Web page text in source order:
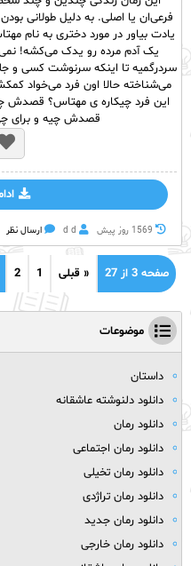
فرعی‌ان یا اصلی. به دلیل طولانی
یادت بیاور در مورد دختری به نام
یک آدم مرده رو یدک می‌کشه!
سردرگمیه تا اینکه سرنوشت کسی و
می‌شناخته حالا اون فرد می‌خواد
این فرد چیکاره ی مهتاس؟ قصدش
قصدش چیه و برای چی
1569 روز پيش d d ارسال نظر
صفحه 3 از 27 « قبلی 1
2
موضوعات
داستان
دانلود دلنوشته عاشقانه
دانلود رمان
دانلود رمان اجتماعی
دانلود رمان تخیلی
دانلود رمان تراژدی
دانلود رمان جدید
دانلود رمان خارجی